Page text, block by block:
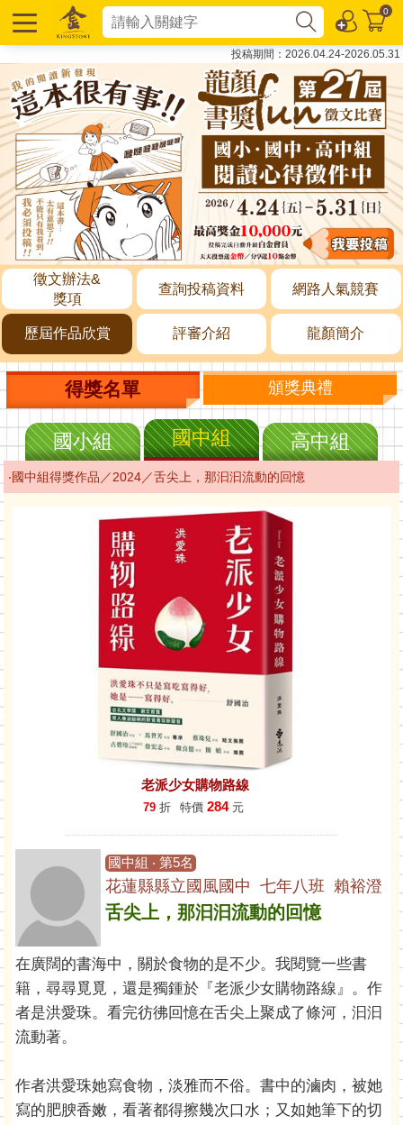
0
投稿期間：2026.04.24-2026.05.31
徵文辦法&
獎項
查詢投稿資料 網路人氣競賽
歷屆作品欣賞 評審介紹 龍顏簡介
得獎名單 頒獎典禮
國小組 國中組 高中組
‧國中組得獎作品／2024／舌尖上，那汩汩流動的回憶
老派少女購物路線
79 折 特價 284 元
國中組 ‧ 第5名
花蓮縣縣立國風國中 七年八班 賴裕澄
舌尖上，那汩汩流動的回憶
在廣闊的書海中，關於食物的是不少。我閱覽一些書
籍，尋尋覓覓，還是獨鍾於『老派少女購物路線』。作
者是洪愛珠。看完彷彿回憶在舌尖上聚成了條河，汩汩
流動著。
作者洪愛珠她寫食物，淡雅而不俗。書中的滷肉，被她
寫的肥腴香嫩，看著都得擦幾次口水；又如她筆下的切